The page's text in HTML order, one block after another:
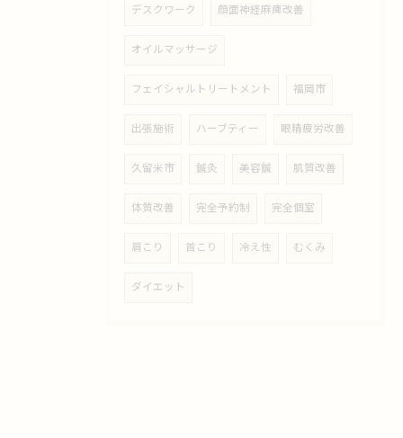
デスクワーク 顔面神経麻痺改善
オイルマッサージ
フェイシャルトリートメント 福岡市
出張施術 ハーブティー 眼精疲労改善
久留米市 鍼灸 美容鍼 肌質改善
体質改善 完全予約制 完全個室
肩こり 首こり 冷え性 むくみ
ダイエット